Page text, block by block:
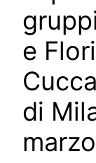
e
di
marzo